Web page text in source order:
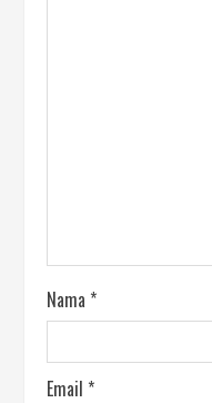
Nama *
Email *